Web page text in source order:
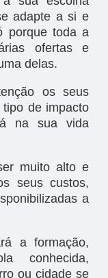
adapte a si e
porque toda a
ofertas e
delas.
os seus
de impacto
na sua vida
muito alto e
seus custos,
a
a formação,
conhecida,
ou cidade se